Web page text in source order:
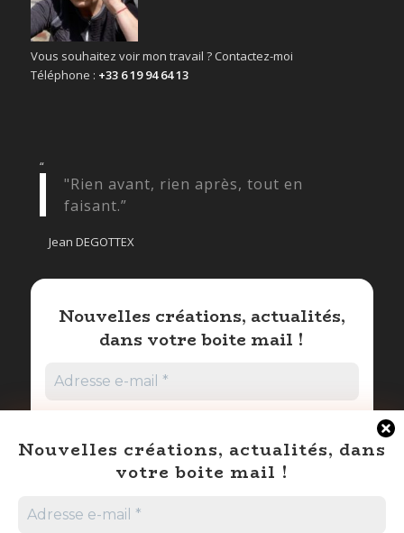
Nouvelles créations, actualités, dans
votre boite mail !
Vous souhaitez voir mon travail ? Contactez-moi
Téléphone : +33 6 19 94 64 13
“
"Rien avant, rien après, tout en
faisant.”
Jean DEGOTTEX
Nouvelles créations, actualités,
dans votre boite mail !